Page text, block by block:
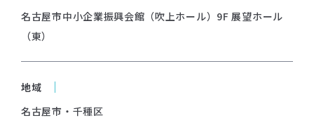
名古屋市中小企業振興会館（吹上ホール）9F 展望ホール
（東）
地域
名古屋市・千種区